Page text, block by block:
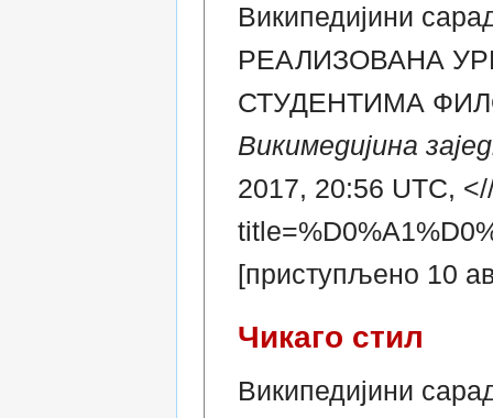
Википедијини
РЕАЛИЗОВАНА
СТУДЕНТИМА
Викимедијина
2017, 20:56 UTC,
[приступљено 10
Чикаго стил
Википедијини